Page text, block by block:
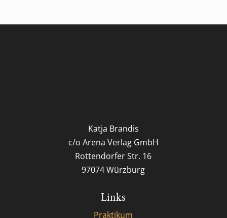
Katja Brandis
c/o Arena Verlag GmbH
Rottendorfer Str. 16
97074 Würzburg
Links
Praktikum